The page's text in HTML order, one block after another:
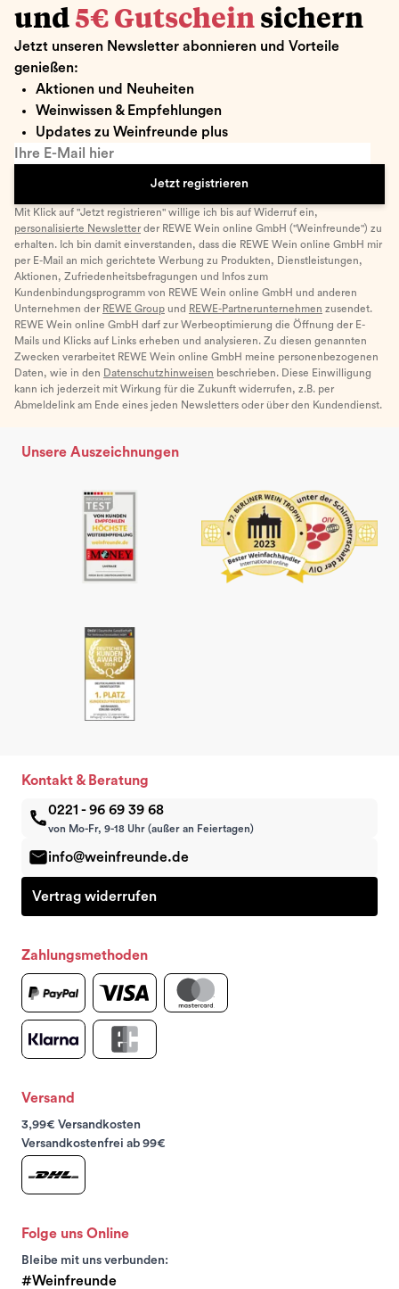
und 5€ Gutschein sichern
Jetzt unseren Newsletter abonnieren und Vorteile
genießen:
Aktionen und Neuheiten
Weinwissen & Empfehlungen
Updates zu Weinfreunde plus
Ihre E-Mail hier
Jetzt registrieren
Mit Klick auf "Jetzt registrieren" willige ich bis auf Widerruf ein,
personalisierte Newsletter der REWE Wein online GmbH ("Weinfreunde") zu
erhalten. Ich bin damit einverstanden, dass die REWE Wein online GmbH mir
per E-Mail an mich gerichtete Werbung zu Produkten, Dienstleistungen,
Aktionen, Zufriedenheitsbefragungen und Infos zum
Kundenbindungsprogramm von REWE Wein online GmbH und anderen
Unternehmen der REWE Group und REWE-Partnerunternehmen zusendet.
REWE Wein online GmbH darf zur Werbeoptimierung die Öffnung der E-
Mails und Klicks auf Links erheben und analysieren. Zu diesen genannten
Zwecken verarbeitet REWE Wein online GmbH meine personenbezogenen
Daten, wie in den Datenschutzhinweisen beschrieben. Diese Einwilligung
kann ich jederzeit mit Wirkung für die Zukunft widerrufen, z.B. per
Abmeldelink am Ende eines jeden Newsletters oder über den Kundendienst.
Unsere Auszeichnungen
Kontakt & Beratung
0221 - 96 69 39 68
von Mo-Fr, 9-18 Uhr (außer an Feiertagen)
info@weinfreunde.de
Vertrag widerrufen
Zahlungsmethoden
Versand
3,99€ Versandkosten
Versandkostenfrei ab 99€
Folge uns Online
Bleibe mit uns verbunden:
#Weinfreunde